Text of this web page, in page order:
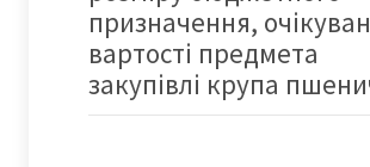
призначення,
вартості предмета
закупівлі крупа